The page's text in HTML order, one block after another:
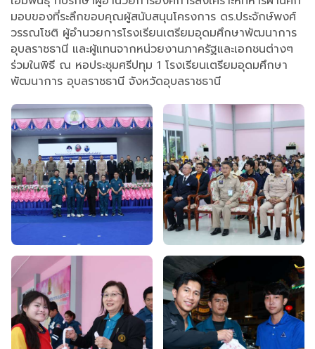
มอบของที่ระลึกขอบคุณผู้สนับสนุนโครงการ ดร.ประจักษ์พงศ์
วรรณโชติ ผู้อำนวยการโรงเรียนเตรียมอุดมศึกษาพัฒนาการ
อุบลราชธานี และผู้แทนจากหน่วยงานภาครัฐและเอกชนต่างๆ
ร่วมในพิธี ณ หอประชุมศรีปทุม 1 โรงเรียนเตรียมอุดมศึกษา
พัฒนาการ อุบลราชธานี จังหวัดอุบลราชธานี